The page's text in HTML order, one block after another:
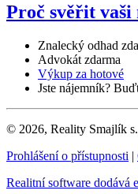
Proč svěřit vaši
Znalecký odhad
Advokát zdarma
Výkup za hotové
Jste nájemník?
© 2026, Reality Smajlík
Prohlášení o přístupnosti |
Realitní software dodává